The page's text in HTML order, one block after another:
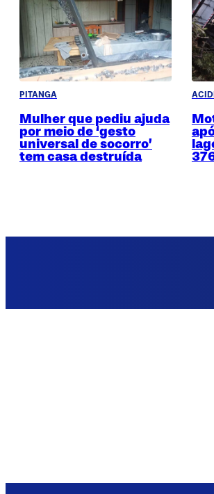
PITANGA
Mulher que pediu ajuda
por meio de ‘gesto
universal de socorro’
tem casa destruída